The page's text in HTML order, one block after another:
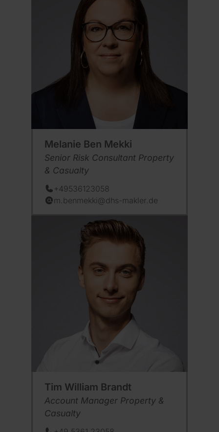
Melanie Ben Mekki
Position:
Senior Risk Consultant Property
& Casualty
Telefon:
+49536123058
E-Mail:
m.benmekki@dhs-makler.de
Tim William Brandt
Position:
Account Manager Property &
Casualty